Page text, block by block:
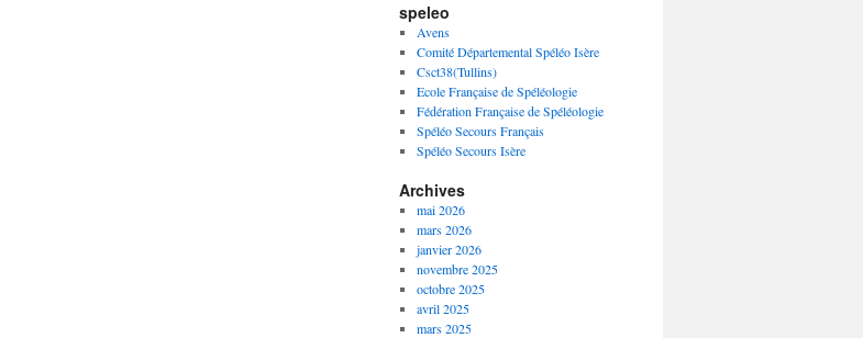
speleo
Avens
Comité Départemental Spéléo Isère
Csct38(Tullins)
Ecole Française de Spéléologie
Fédération Française de Spéléologie
Spéléo Secours Français
Spéléo Secours Isère
Archives
mai 2026
mars 2026
janvier 2026
novembre 2025
octobre 2025
avril 2025
mars 2025